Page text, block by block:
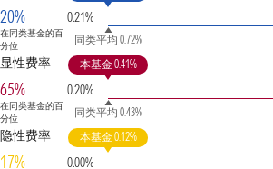
20%
在同类基金的百
分位
0.21%
同类平均 0.72%
显性费率
65%
在同类基金的百
分位
0.20%
本基金 0.41%
同类平均 0.43%
隐性费率
17% 0.00%
本基金 0.12%